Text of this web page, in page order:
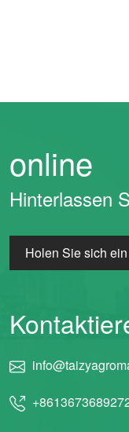
online
Hinterlassen
Holen Sie sich